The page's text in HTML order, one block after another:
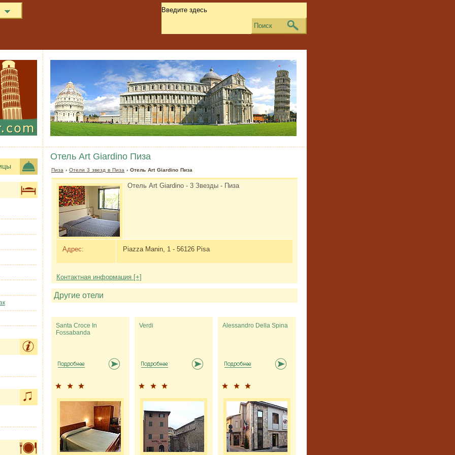
Отель Art Giardino Пиза
Пиза ›Отели 3 звезд в Пиза › Отель Art Giardino Пиза
Отель Art Giardino - 3 Звезды - Пиза
Адрес: Piazza Manin, 1 - 56126 Pisa
Контактная информация [+]
Другие отели
Santa Croce In
Fossabanda
Verdi Alessandro Della Spina
Поиск